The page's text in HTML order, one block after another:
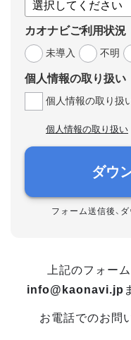
カオナビご利用状況
未導入
不明
個人情報の取り扱い
個人情報の取り扱
個人情報の取り扱い
ダウ
フォーム送信後、
上記のフォー
info@kaonavi.jp
お電話でのお問